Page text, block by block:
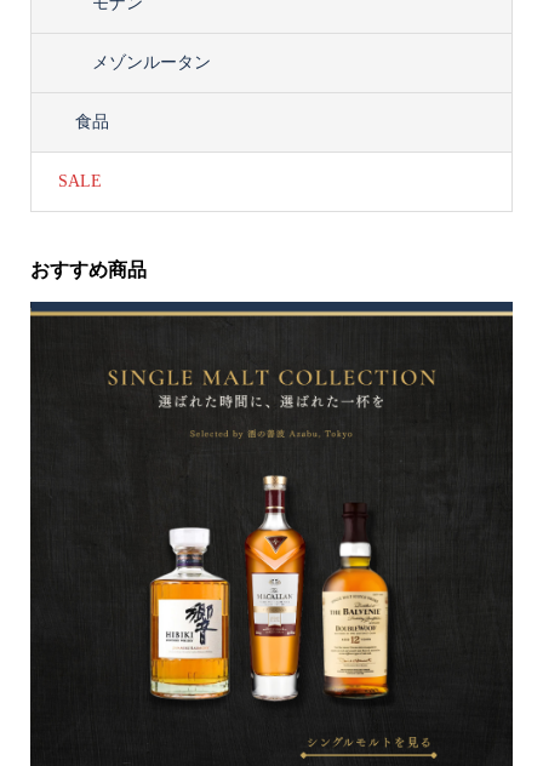
メゾンルータン
食品
SALE
おすすめ商品